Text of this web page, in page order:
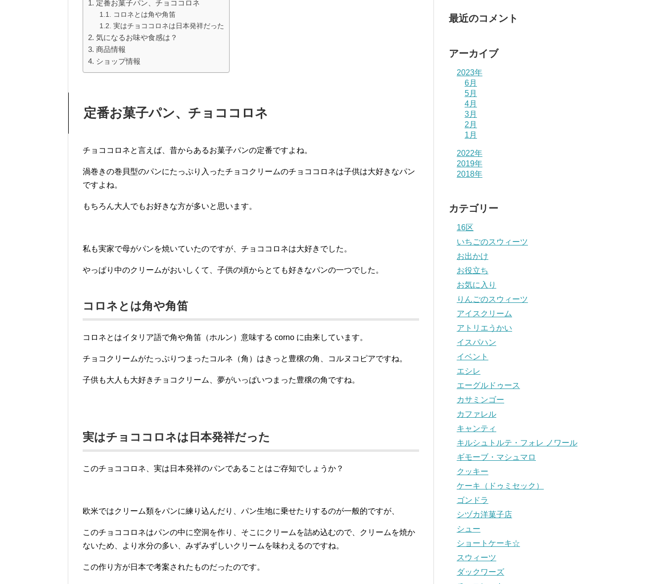
定番お菓子パン、チョココロネ
コロネとは角や角笛
実はチョココロネは日本発祥だった
気になるお味や食感は？
商品情報
ショップ情報
定番お菓子パン、チョココロネ
チョココロネと言えば、昔からあるお菓子パンの定番ですよね。
渦巻きの巻貝型のパンにたっぷり入ったチョコクリームのチョココロネは子供は大好きなパン
ですよね。
もちろん大人でもお好きな方が多いと思います。
私も実家で母がパンを焼いていたのですが、チョココロネは大好きでした。
やっぱり中のクリームがおいしくて、子供の頃からとても好きなパンの一つでした。
コロネとは角や角笛
コロネとはイタリア語で角や角笛（ホルン）意味する corno に由来しています。
チョコクリームがたっぷりつまったコルネ（角）はきっと豊穣の角、コルヌコピアですね。
子供も大人も大好きチョコクリーム、夢がいっぱいつまった豊穣の角ですね。
実はチョココロネは日本発祥だった
このチョココロネ、実は日本発祥のパンであることはご存知でしょうか？
欧米ではクリーム類をパンに練り込んだり、パン生地に乗せたりするのが一般的ですが、
このチョココロネはパンの中に空洞を作り、そこにクリームを詰め込むので、クリームを焼か
ないため、より水分の多い、みずみずしいクリームを味わえるのですね。
この作り方が日本で考案されたものだったのです。
最近のコメント
アーカイブ
2023年
6月
5月
4月
3月
2月
1月
2022年
2019年
2018年
カテゴリー
16区
いちごのスウィーツ
お出かけ
お役立ち
お気に入り
りんごのスウィーツ
アイスクリーム
アトリエうかい
イスパハン
イベント
エシレ
エーグルドゥース
カサミンゴー
カファレル
キャンティ
キルシュトルテ・フォレ ノワール
ギモーブ・マシュマロ
クッキー
ケーキ（ドゥミセック）
ゴンドラ
シヅカ洋菓子店
シュー
ショートケーキ☆
スウィーツ
ダックワーズ